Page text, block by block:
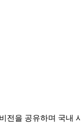
전을 공유하며 국내